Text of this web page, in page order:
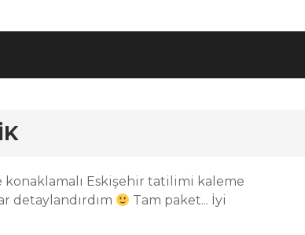
konaklamalı Eskişehir tatilimi kaleme
detaylandırdım
Tam paket... İyi